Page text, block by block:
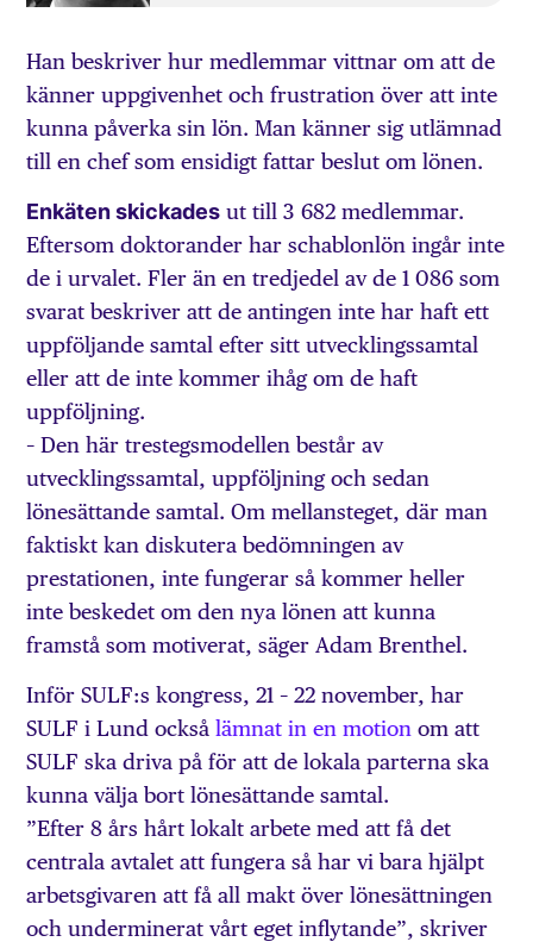
Han beskriver hur medlemmar vittnar om att de
känner uppgivenhet och frustration över att inte
kunna påverka sin lön. Man känner sig utlämnad
till en chef som ensidigt fattar beslut om lönen.
Enkäten skickades ut till 3 682 medlemmar.
Eftersom doktorander har schablonlön ingår inte
de i urvalet. Fler än en tredjedel av de 1 086 som
svarat beskriver att de antingen inte har haft ett
uppföljande samtal efter sitt utvecklingssamtal
eller att de inte kommer ihåg om de haft
uppföljning.
– Den här trestegsmodellen består av
utvecklingssamtal, uppföljning och sedan
lönesättande samtal. Om mellansteget, där man
faktiskt kan diskutera bedömningen av
prestationen, inte fungerar så kommer heller
inte beskedet om den nya lönen att kunna
framstå som motiverat, säger Adam Brenthel.
Inför SULF:s kongress, 21 – 22 november, har
SULF i Lund ocksålämnat in en motion om att
SULF ska driva på för att de lokala parterna ska
kunna välja bort lönesättande samtal.
”Efter 8 års hårt lokalt arbete med att få det
centrala avtalet att fungera så har vi bara hjälpt
arbetsgivaren att få all makt över lönesättningen
och underminerat vårt eget inflytande”, skriver